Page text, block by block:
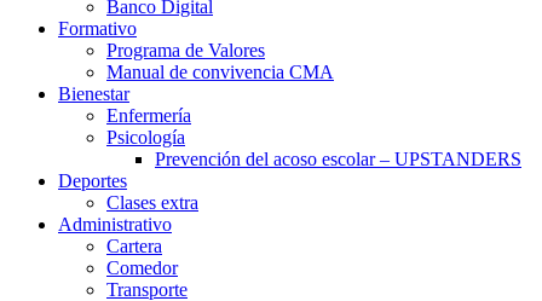
Banco Digital
Formativo
Programa de Valores
Manual de convivencia CMA
Bienestar
Enfermería
Psicología
Prevención del acoso escolar – UPSTANDERS
Deportes
Clases extra
Administrativo
Cartera
Comedor
Transporte